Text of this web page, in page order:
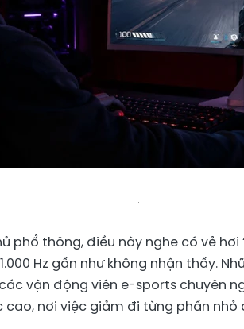
phổ thông, điều này nghe có vẻ hơi
Hz gần như không nhận thấy.
vận động viên e-sports chuyên
cao, nơi việc giảm đi từng phần